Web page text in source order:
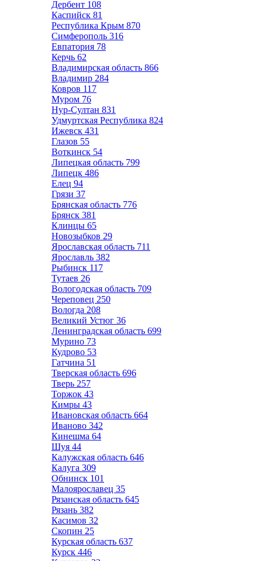
Дербент 108
Каспийск 81
Республика Крым 870
Симферополь 316
Евпатория 78
Керчь 62
Владимирская область 866
Владимир 284
Ковров 117
Муром 76
Нур-Султан 831
Удмуртская Республика 824
Ижевск 431
Глазов 55
Воткинск 54
Липецкая область 799
Липецк 486
Елец 94
Грязи 37
Брянская область 776
Брянск 381
Клинцы 65
Новозыбков 29
Ярославская область 711
Ярославль 382
Рыбинск 117
Тутаев 26
Вологодская область 709
Череповец 250
Вологда 208
Великий Устюг 36
Ленинградская область 699
Мурино 73
Кудрово 53
Гатчина 51
Тверская область 696
Тверь 257
Торжок 43
Кимры 43
Ивановская область 664
Иваново 342
Кинешма 64
Шуя 44
Калужская область 646
Калуга 309
Обнинск 101
Малоярославец 35
Рязанская область 645
Рязань 382
Касимов 32
Скопин 25
Курская область 637
Курск 446